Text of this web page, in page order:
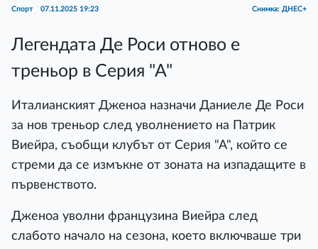
Спорт 07.11.2025 19:23 Снимка: ДНЕС+
Легендата Де Роси отново е
треньор в Серия "А"
Италианският Дженоа назначи Даниеле Де Роси
за нов треньор след уволнението на Патрик
Виейра, съобщи клубът от Серия "А", който се
стреми да се измъкне от зоната на изпадащите в
първенството.
Дженоа уволни французина Виейра след
слабото начало на сезона, което включваше три